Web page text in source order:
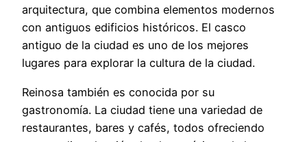
arquitectura, que combina elementos modernos
con antiguos edificios históricos. El casco
antiguo de la ciudad es uno de los mejores
lugares para explorar la cultura de la ciudad.
Reinosa también es conocida por su
gastronomía. La ciudad tiene una variedad de
restaurantes, bares y cafés, todos ofreciendo